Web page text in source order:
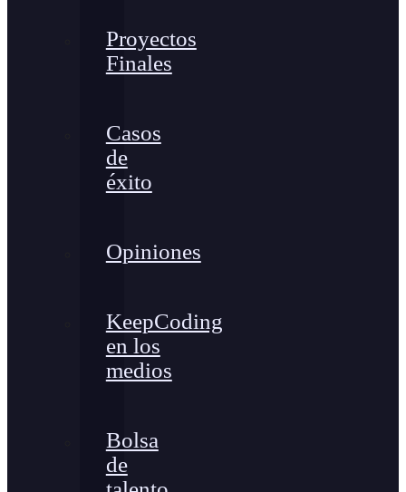
Proyectos
Finales
Casos
de
éxito
Opiniones
KeepCoding
en los
medios
Bolsa
de